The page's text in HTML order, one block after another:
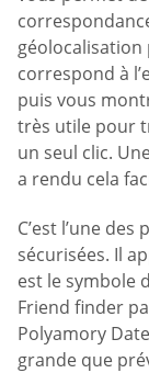
correspond à
puis vous
très utile pour
un seul clic.
a rendu cela
C’est l’une
sécurisées. Il
est le symbole
Friend finder
Polyamory
grande que